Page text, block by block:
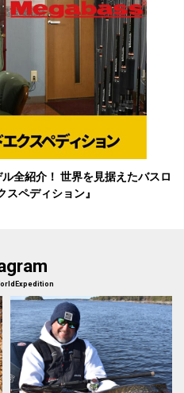
ル全紹介！ 世界を見据えたバスロ
ペディション』